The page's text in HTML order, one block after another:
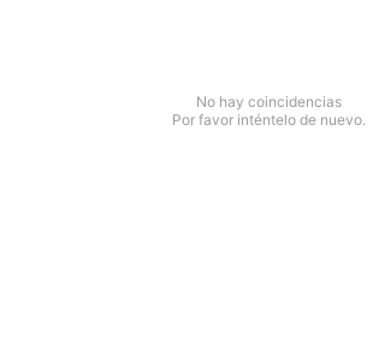
No hay coincidencias
Por favor inténtelo de nuevo.